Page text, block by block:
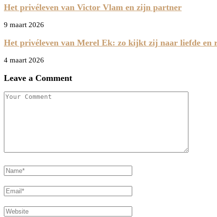
Het privéleven van Victor Vlam en zijn partner
9 maart 2026
Het privéleven van Merel Ek: zo kijkt zij naar liefde en
4 maart 2026
Leave a Comment